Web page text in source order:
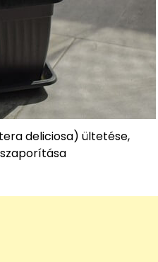
deliciosa) ültetése,